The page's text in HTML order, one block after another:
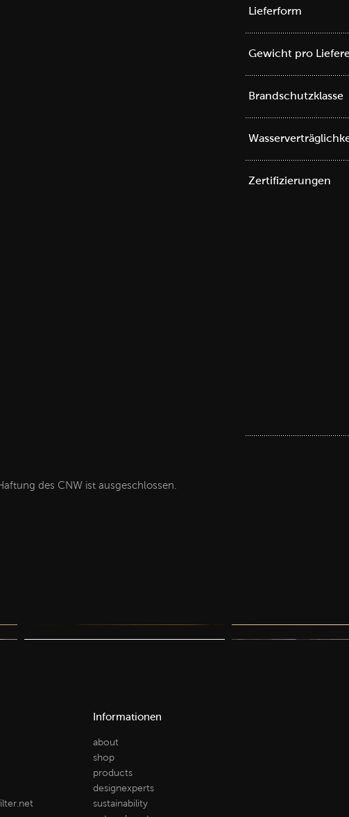
Lieferform
Gewicht pro
Brandschutzklasse
Zertifizierungen
des CNW ist ausgeschlossen.
. net
Informationen
about
shop
products
designexperts
sustainability